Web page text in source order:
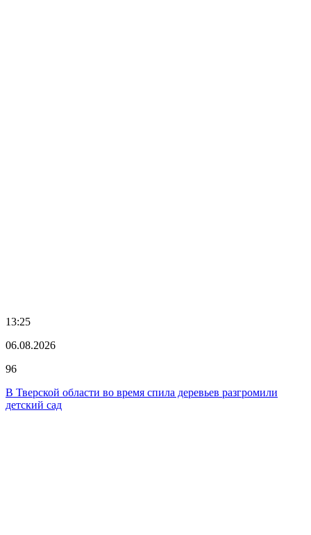
13:25
06.08.2026
96
В Тверской области во время спила деревьев разгромили
детский сад